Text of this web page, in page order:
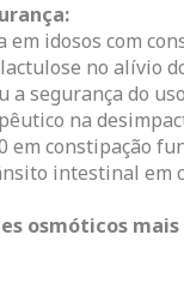
idosos com
no alívio
segurança do
na
em constipação
intestinal em
osmóticos